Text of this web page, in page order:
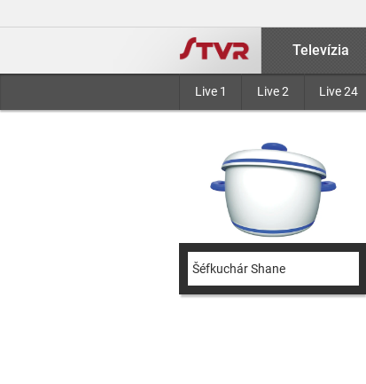
Televízia
Live 1 Live 2 Live 24
Šéfkuchár Shane